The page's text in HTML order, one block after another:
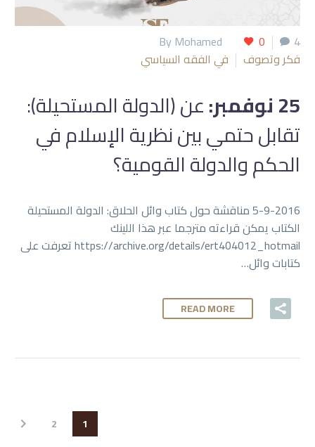
4
0
By Mohamed
فكر وتصوف
في الفقه السياسي
25 نوفمبر:
عن (الدولة المستحيلة):
تقابل حتمي بين نظرية الإسلام في
الحكم والدولة القومية؟
5-9-2016 مناقشة حول كتاب وائل الحلاق: الدولة المستحيلة
الكتاب يمكن قراءته مترجما عبر هذا اللينك
https://archive.org/details/ert404012_hotmail تعرفت على
كتابات وائل…
READ MORE
1
2